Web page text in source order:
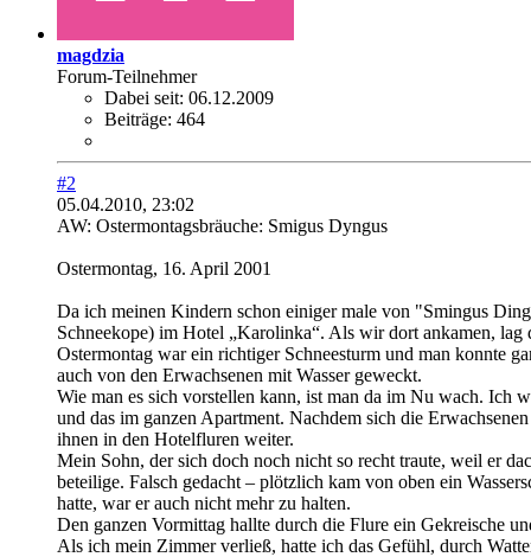
magdzia
Forum-Teilnehmer
Dabei seit: 06.12.2009
Beiträge: 464
#2
05.04.2010, 23:02
AW: Ostermontagsbräuche: Smigus Dyngus
Ostermontag, 16. April 2001
Da ich meinen Kindern schon einiger male von "Smingus
Schneekope) im Hotel „Karolinka“. Als wir dort ankamen, lag
Ostermontag war ein richtiger Schneesturm und man konnte
auch von den Erwachsenen mit Wasser geweckt.
Wie man es sich vorstellen kann, ist man da im Nu wach. Ich
und das im ganzen Apartment. Nachdem sich die
ihnen in den Hotelfluren weiter.
Mein Sohn, der sich doch noch nicht so recht traute, weil er
beteilige. Falsch gedacht – plötzlich kam von oben ein
hatte, war er auch nicht mehr zu halten.
Den ganzen Vormittag hallte durch die Flure ein Gekreische
Als ich mein Zimmer verließ, hatte ich das Gefühl, durch